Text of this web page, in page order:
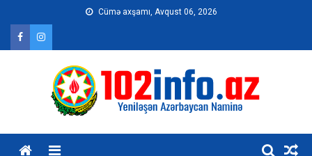
content
Cümə axşamı, Avqust 06, 2026